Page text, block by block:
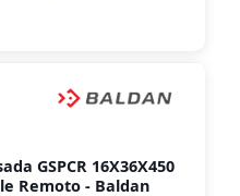
GSPCR 16X36X450
Remoto - Baldan